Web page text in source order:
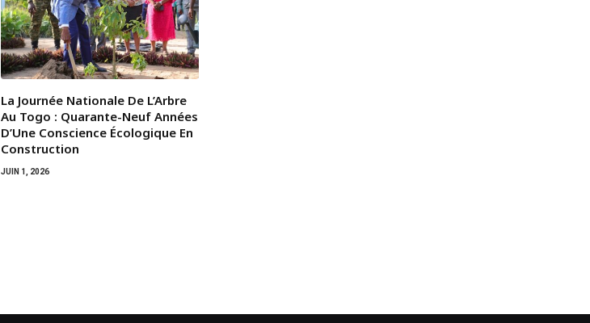
La Journée Nationale De L’Arbre
Au Togo : Quarante-Neuf Années
D’Une Conscience Écologique En
Construction
JUIN 1, 2026